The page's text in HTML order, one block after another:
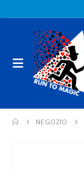
NEGOZIO